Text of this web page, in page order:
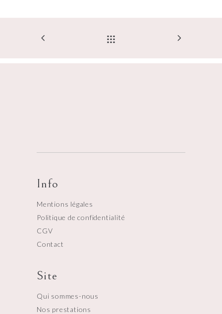
Info
Mentions légales
Politique de confidentialité
CGV
Contact
Site
Qui sommes-nous
Nos prestations